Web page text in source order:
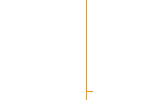
tombe.
et
courant.
appréhender
d'un très
de